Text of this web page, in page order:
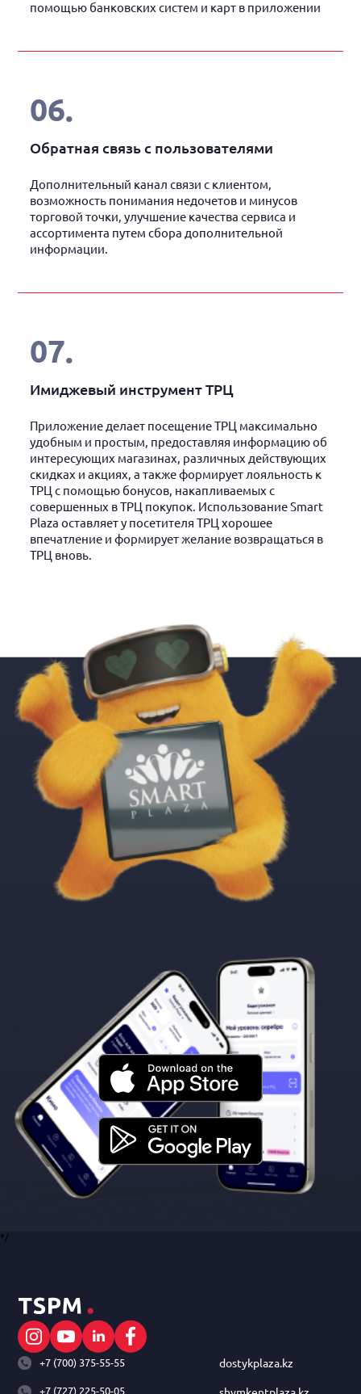
помощью банковских систем и карт в приложении
06.
Обратная связь с пользователями
Дополнительный канал связи с клиентом,
возможность понимания недочетов и минусов
торговой точки, улучшение качества сервиса и
ассортимента путем сбора дополнительной
информации.
07.
Имиджевый инструмент ТРЦ
Приложение делает посещение ТРЦ максимально
удобным и простым, предоставляя информацию об
интересующих магазинах, различных действующих
скидках и акциях, а также формирует лояльность к
ТРЦ с помощью бонусов, накапливаемых с
совершенных в ТРЦ покупок. Использование Smart
Plaza оставляет у посетителя ТРЦ хорошее
впечатление и формирует желание возвращаться в
ТРЦ вновь.
*/
+7 (700) 375-55-55
+7 (727) 225-50-05
dostykplaza.kz